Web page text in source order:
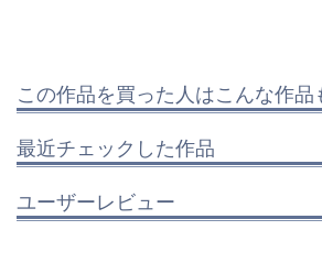
この作品を買った人はこんな作
最近チェックした作品
ユーザーレビュー